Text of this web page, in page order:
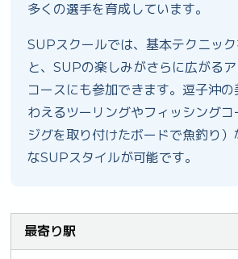
多くの選手を育成しています。
SUPスクールでは、基本テクニッ
と、SUPの楽しみがさらに広がる
コースにも参加できます。逗子沖
わえるツーリングやフィッシング
ジグを取り付けたボードで魚釣り）
なSUPスタイルが可能です。
最寄り駅